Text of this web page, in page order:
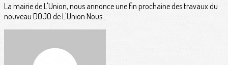
La mairie de L'Union, nous annonce une fin prochaine des travaux du
nouveau DOJO de L'Union.Nous...